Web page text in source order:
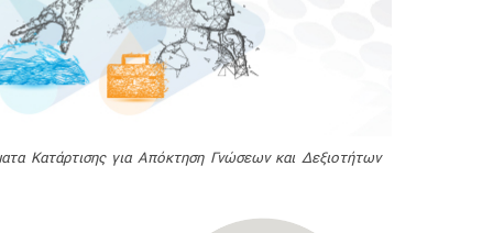
Κατάρτισης για Απόκτηση Γνώσεων και Δεξιοτήτων